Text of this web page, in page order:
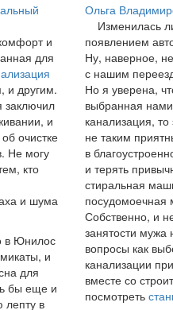
и
для
и другим.
заключил
и
очистке
Не могу
кто
и шума
в Юнилос
и
для
бы еще и
лепту в
Ольга
Изменилась
появлением
Ну, наверное,
с нашим
Но я уверена,
выбранная
канализация,
не таким
в
и терять
стиральная
посудомоечная
Собственно, и
занятости мужа
вопросы как
канализации
вместе со
посмотреть